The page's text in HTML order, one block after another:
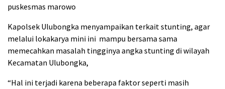
puskesmas marowo
Kapolsek Ulubongka menyampaikan terkait stunting, agar
melalui lokakarya mini ini mampu bersama sama
memecahkan masalah tingginya angka stunting di wilayah
Kecamatan Ulubongka,
“Hal ini terjadi karena beberapa faktor seperti masih